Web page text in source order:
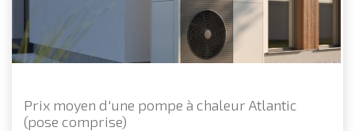
Prix moyen d'une pompe à chaleur Atlantic
(pose comprise)